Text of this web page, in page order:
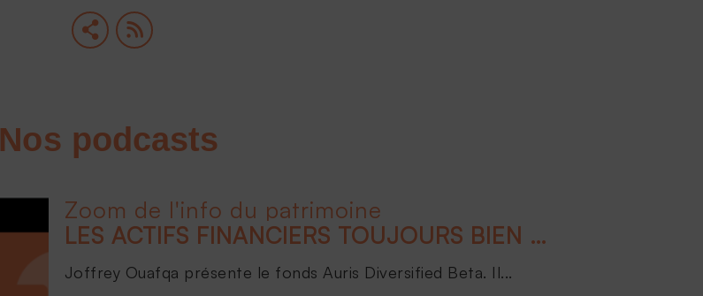
Nos podcasts
Zoom de l'info du patrimoine
LES ACTIFS FINANCIERS TOUJOURS BIEN ORIENTÉS POUR 2024 !
Joffrey Ouafqa présente le fonds Auris Diversified Beta. Il...